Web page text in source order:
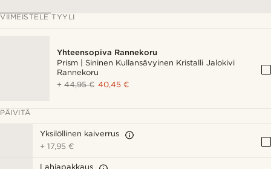
VIIMEISTELE TYYLI
Yhteensopiva Rannekoru
Prism | Sininen Kullansävyinen Kristalli Jalokivi
Rannekoru
+44,95 € 40,45 €
PÄIVITÄ
Yksilöllinen kaiverrus
+17,95 €
Lahjapakkaus